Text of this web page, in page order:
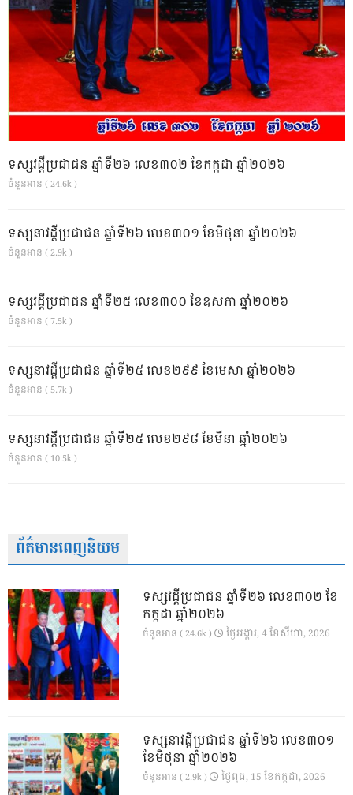
ទស្សវដ្តីប្រជាជន ឆ្នាំទី២៦ លេខ៣០២ ខែកក្កដា ឆ្នាំ២០២៦
ចំនួនអាន ( 24.6k )
ទស្សនាវដ្ដីប្រជាជន ឆ្នាំទី២៦ លេខ៣០១ ខែមិថុនា ឆ្នាំ២០២៦
ចំនួនអាន ( 2.9k )
ទស្សវដ្តីប្រជាជន ឆ្នាំទី២៥ លេខ៣០០ ខែឧសភា ឆ្នាំ២០២៦
ចំនួនអាន ( 7.5k )
ទស្សនាវដ្ដីប្រជាជន ឆ្នាំទី២៥ លេខ២៩៩ ខែមេសា ឆ្នាំ២០២៦
ចំនួនអាន ( 5.7k )
ទស្សនាវដ្ដីប្រជាជន ឆ្នាំទី២៥ លេខ២៩៨ ខែមីនា ឆ្នាំ២០២៦
ចំនួនអាន ( 10.5k )
ព័ត៌មានពេញនិយម
ទស្សវដ្តីប្រជាជន ឆ្នាំទី២៦ លេខ៣០២ ខែ
កក្កដា ឆ្នាំ២០២៦
ចំនួនអាន ( 24.6k ) ថ្ងៃ​អង្គារ, 4 ខែ​សីហា, 2026
ទស្សនាវដ្ដីប្រជាជន ឆ្នាំទី២៦ លេខ៣០១
ខែមិថុនា ឆ្នាំ២០២៦
ចំនួនអាន ( 2.9k ) ថ្ងៃ​ពុធ, 15 ខែ​កក្កដា, 2026